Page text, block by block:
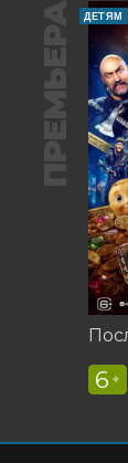
ПРЕМЬЕРА ДЕТЯМ
6 +